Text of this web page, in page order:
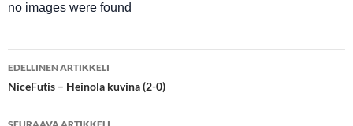
no images were found
Artikkelien
selaus
EDELLINEN ARTIKKELI
NiceFutis – Heinola kuvina (2-0)